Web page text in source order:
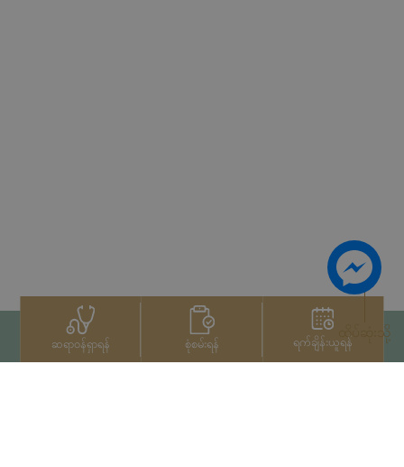
ဆရာဝန်ရှာရန် စုံစမ်းရန် ရက်ချိန်းယူရန်ထိပ်ဆုံးသို့